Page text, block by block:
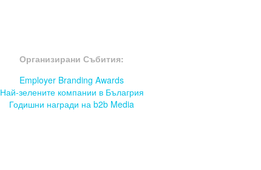
Организирани Събития:
Employer Branding Awards
Най-зелените компании в Бълагрия
Годишни награди на b2b Media